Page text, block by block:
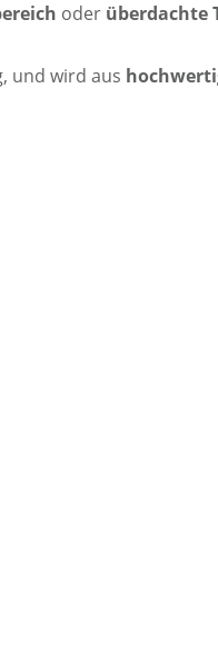
oder überdachte
und wird aus